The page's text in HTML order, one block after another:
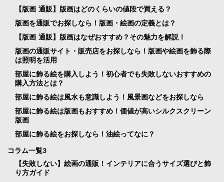
【版画 通販】版画はどのくらいの値段で買える？
版画を通販でお探しなら！版画・絵画の定義とは？
【版画 通販】版画はなぜおすすめ？その魅力を解説！
版画の通販サイト・販売店をお探しなら！版画や絵画を飾る際
は照明を活用
部屋に飾る絵を購入しよう！初心者でも失敗しないおすすめの
購入方法とは？
部屋に飾る絵は風水も意識しよう！風景画などをお探しなら
部屋に飾る絵は版画もおすすめ！価値が高いシルクスクリーン
版画
部屋に飾る絵をお探しなら！油絵ってなに？
コラム一覧3
【失敗しない】絵画の通販！インテリアに合うサイズ選びと飾
り方ガイド